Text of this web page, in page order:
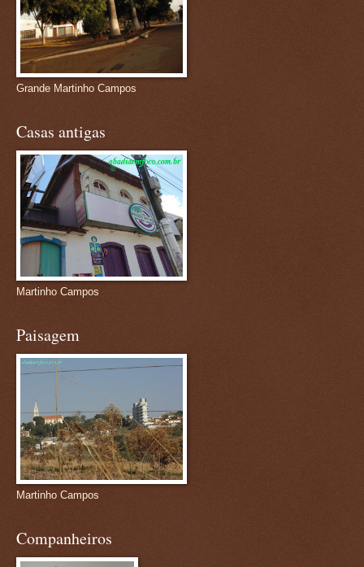
Grande Martinho Campos
Casas antigas
Martinho Campos
Paisagem
Martinho Campos
Companheiros